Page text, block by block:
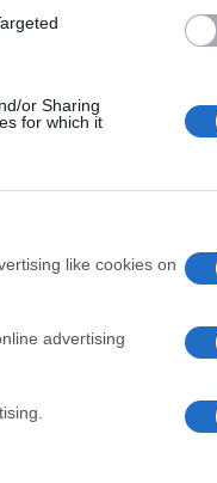
or Sharing
for which it
like cookies on
advertising
50 /50